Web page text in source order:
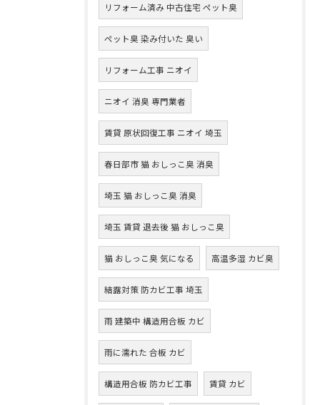
リフォーム済み 中古住宅 ペット臭
ペット臭 染み付いた 臭い
リフォーム工事 ニオイ
ニオイ 消臭 専門業者
賃貸 原状回復工事 ニオイ 埼玉
春日部市 猫 おしっこ臭 消臭
埼玉 猫 おしっこ臭 消臭
埼玉 賃貸 退去後 猫 おしっこ臭
猫 おしっこ臭 気になる 高温多湿 カビ臭
結露対策 防カビ工事 埼玉
雨 建築中 構造用合板 カビ
雨に濡れた 合板 カビ
構造用合板 防カビ工事 賃貸 カビ